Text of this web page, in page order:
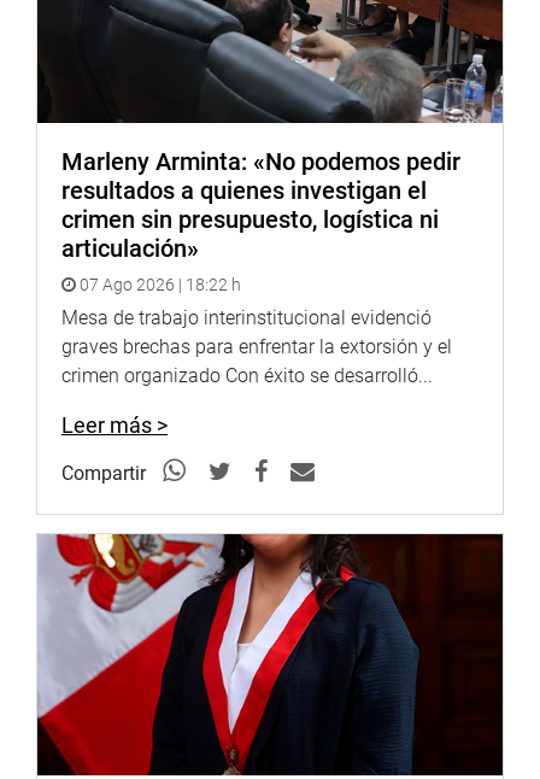
de Cieneguilla, es necesario que se ponga en ejecución un
plan que mitigue los efectos del niño costero”, finalizó
Calle Lobatón.
DESPACHO CONGRESAL
Marleny Arminta: «No podemos pedir
resultados a quienes investigan el
crimen sin presupuesto, logística ni
articulación»
07 Ago 2026 | 18:22 h
Mesa de trabajo interinstitucional evidenció
graves brechas para enfrentar la extorsión y el
crimen organizado Con éxito se desarrolló...
Leer más >
Compartir